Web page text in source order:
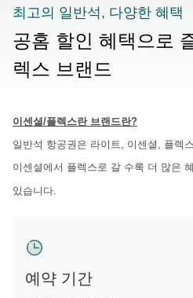
최고의 일반석, 다양한 혜택
공홈 할인 혜택으로
렉스 브랜드
이센셜/플렉스란 브랜드란?
일반석 항공권은 라이트, 이센셜, 플렉
이센셜에서 플렉스로 갈 수록 더 많은
있습니다.
예약 기간